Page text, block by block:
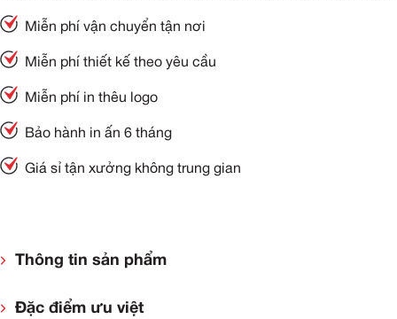
Miễn phí vận chuyển tận nơi
Miễn phí thiết kế theo yêu cầu
Miễn phí in thêu logo
Bảo hành in ấn 6 tháng
Giá sỉ tận xưởng không trung gian
Thông tin sản phẩm
Đặc điểm ưu việt